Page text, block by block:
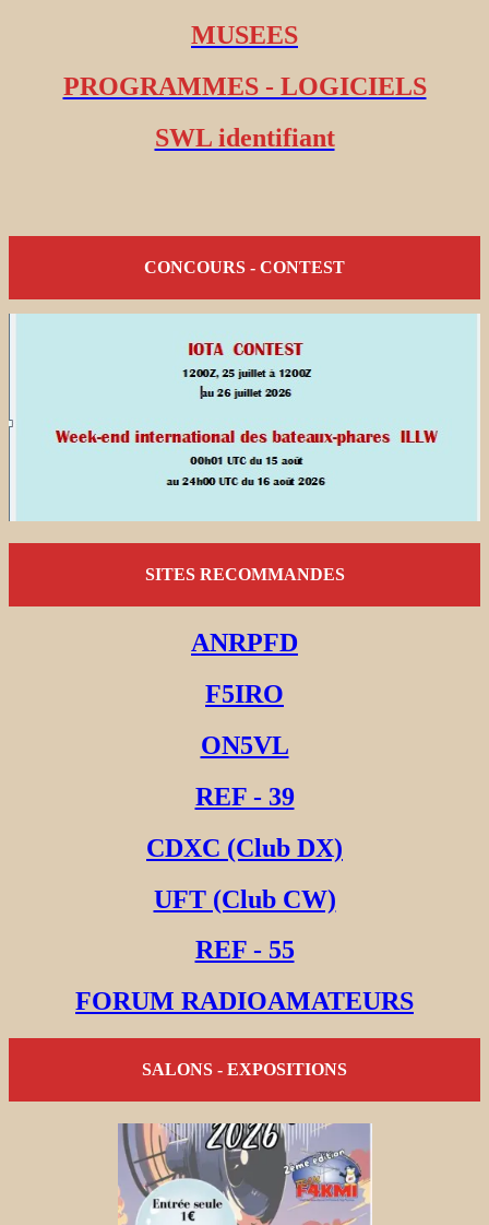
MUSEES
PROGRAMMES - LOGICIELS
SWL identifiant
CONCOURS - CONTEST
SITES RECOMMANDES
ANRPFD
F5IRO
ON5VL
REF - 39
CDXC (Club DX)
UFT (Club CW)
REF - 55
FORUM RADIOAMATEURS
SALONS - EXPOSITIONS